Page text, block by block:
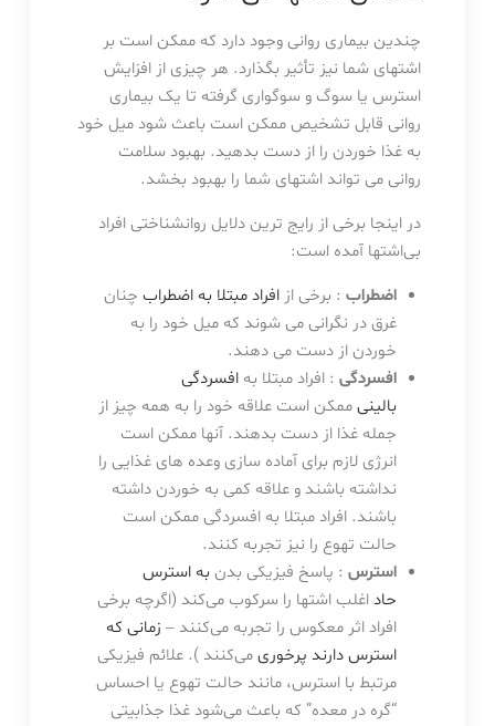
چندین بیماری روانی وجود دارد که ممکن است بر
اشتهای شما نیز تأثیر بگذارد. هر چیزی از افزایش
استرس یا سوگ و سوگواری گرفته تا یک بیماری
روانی قابل تشخیص ممکن است باعث شود میل خود
به غذا خوردن را از دست بدهید. بهبود سلامت
روانی می تواند اشتهای شما را بهبود بخشد.
در اینجا برخی از رایج ترین دلایل روانشناختی افراد
بی‌اشتها آمده است:
اضطراب : برخی ازافراد مبتلا به اضطراب چنان
غرق در نگرانی می شوند که میل خود را به
خوردن از دست می دهند.
افسردگی : افراد مبتلا بهافسردگی
بالینیممکن است علاقه خود را به همه چیز از
جمله غذا از دست بدهند. آنها ممکن است
انرژی لازم برای آماده سازی وعده های غذایی را
نداشته باشند و علاقه کمی به خوردن داشته
باشند. افراد مبتلا به افسردگی ممکن است
حالت تهوع را نیز تجربه کنند.
استرس : پاسخ فیزیکی بدن به استرس
حاداغلب اشتها را سرکوب می‌کند (اگرچه برخی
افراد اثر معکوس را تجربه می‌کنند – زمانی که
استرس دارند پرخوریمی‌کنند ). علائم فیزیکی
مرتبط با استرس، مانند حالت تهوع یا احساس
“گره در معده” که باعث می‌شود غذا جذابیتی